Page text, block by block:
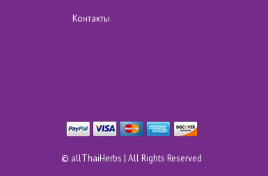
Контакты
© allThaiHerbs | All Rights Reserved